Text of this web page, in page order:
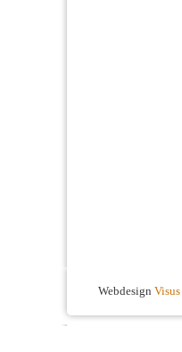
Webdesign Visus